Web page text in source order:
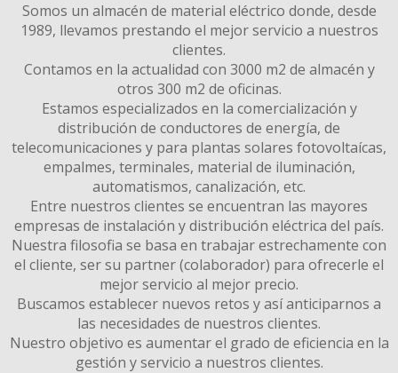
Somos un almacén de material eléctrico donde, desde
1989, llevamos prestando el mejor servicio a nuestros
clientes.
Contamos en la actualidad con 3000 m2 de almacén y
otros 300 m2 de oficinas.
Estamos especializados en la comercialización y
distribución de conductores de energía, de
telecomunicaciones y para plantas solares fotovoltaícas,
empalmes, terminales, material de iluminación,
automatismos, canalización, etc.
Entre nuestros clientes se encuentran las mayores
empresas de instalación y distribución eléctrica del país.
Nuestra filosofia se basa en trabajar estrechamente con
el cliente, ser su partner (colaborador) para ofrecerle el
mejor servicio al mejor precio.
Buscamos establecer nuevos retos y así anticiparnos a
las necesidades de nuestros clientes.
Nuestro objetivo es aumentar el grado de eficiencia en la
gestión y servicio a nuestros clientes.